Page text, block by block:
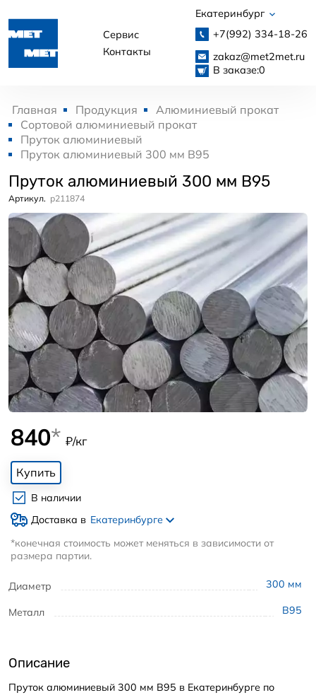
Сервис
Контакты
Екатеринбург
+7(992) 334-18-26
zakaz@met2met.ru
В заказе:0
Главная Продукция
Алюминиевый прокат
Сортовой алюминиевый прокат
Пруток алюминиевый
Пруток алюминиевый 300 мм В95
Пруток алюминиевый 300 мм В95
Артикул. p211874
Диаметр 300 мм
Металл В95
840* ₽/кг
Купить
В наличии
Доставка в Екатеринбурге
*конечная стоимость может меняться в зависимости от
размера партии.
Описание
Пруток алюминиевый 300 мм В95 в Екатеринбурге по